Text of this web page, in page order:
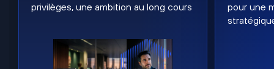
privilèges, une ambition au long cours
pour une